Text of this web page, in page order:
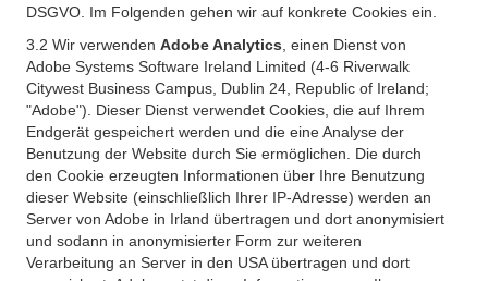
DSGVO. Im Folgenden gehen wir auf konkrete Cookies ein.
3.2 Wir verwenden Adobe Analytics , einen Dienst von
Adobe Systems Software Ireland Limited (4-6 Riverwalk
Citywest Business Campus, Dublin 24, Republic of Ireland;
"Adobe"). Dieser Dienst verwendet Cookies, die auf Ihrem
Endgerät gespeichert werden und die eine Analyse der
Benutzung der Website durch Sie ermöglichen. Die durch
den Cookie erzeugten Informationen über Ihre Benutzung
dieser Website (einschließlich Ihrer IP-Adresse) werden an
Server von Adobe in Irland übertragen und dort anonymisiert
und sodann in anonymisierter Form zur weiteren
Verarbeitung an Server in den USA übertragen und dort